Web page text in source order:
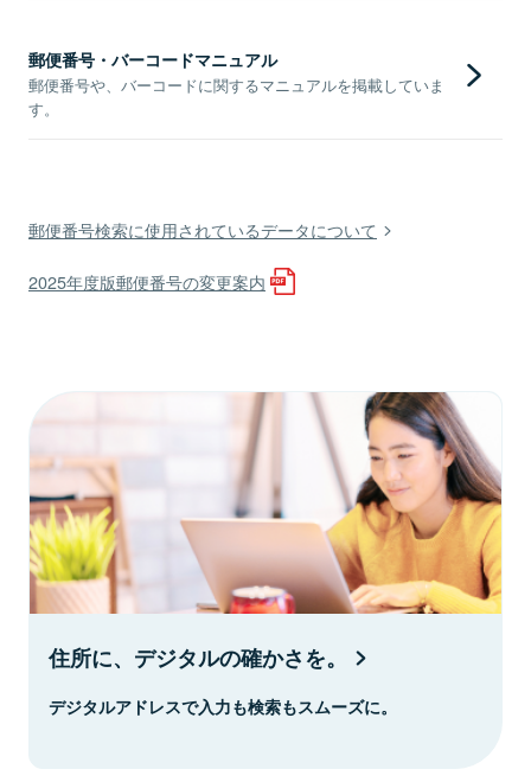
郵便番号・バーコードマニュアル
郵便番号や、バーコードに関するマニュアルを掲載していま
す。
郵便番号検索に使用されているデータについて
2025年度版郵便番号の変更案内
住所に、デジタルの確かさを。
デジタルアドレスで入力も検索もスムーズに。